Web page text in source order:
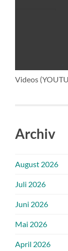
Videos
Archiv
August 2026
Juli 2026
Juni 2026
Mai 2026
April 2026